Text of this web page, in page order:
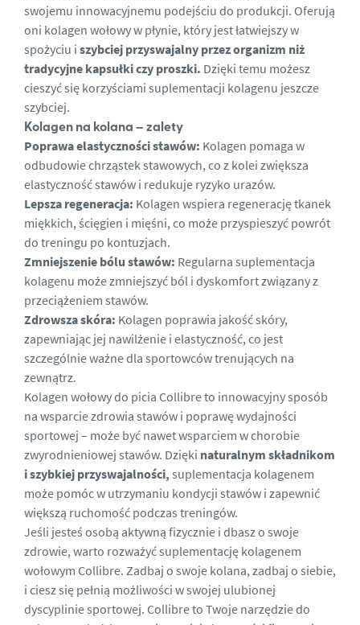
swojemu innowacyjnemu podejściu do produkcji. Oferują
oni kolagen wołowy w płynie, który jest łatwiejszy w
spożyciu i szybciej przyswajalny przez organizm niż
tradycyjne kapsułki czy proszki. Dzięki temu możesz
cieszyć się korzyściami suplementacji kolagenu jeszcze
szybciej.
Kolagen na kolana – zalety
Poprawa elastyczności stawów: Kolagen pomaga w
odbudowie chrząstek stawowych, co z kolei zwiększa
elastyczność stawów i redukuje ryzyko urazów.
Lepsza regeneracja: Kolagen wspiera regenerację tkanek
miękkich, ścięgien i mięśni, co może przyspieszyć powrót
do treningu po kontuzjach.
Zmniejszenie bólu stawów: Regularna suplementacja
kolagenu może zmniejszyć ból i dyskomfort związany z
przeciążeniem stawów.
Zdrowsza skóra: Kolagen poprawia jakość skóry,
zapewniając jej nawilżenie i elastyczność, co jest
szczególnie ważne dla sportowców trenujących na
zewnątrz.
Kolagen wołowy do picia Collibre to innowacyjny sposób
na wsparcie zdrowia stawów i poprawę wydajności
sportowej – może być nawet wsparciem wchorobie
zwyrodnieniowej stawów. Dzięki naturalnym składnikom
i szybkiej przyswajalności, suplementacja kolagenem
może pomóc w utrzymaniu kondycji stawów i zapewnić
większą ruchomość podczas treningów.
Jeśli jesteś osobą aktywną fizycznie i dbasz o swoje
zdrowie, warto rozważyć suplementację kolagenem
wołowym Collibre. Zadbaj o swoje kolana, zadbaj o siebie,
i ciesz się pełnią możliwości w swojej ulubionej
dyscyplinie sportowej. Collibre to Twoje narzędzie do